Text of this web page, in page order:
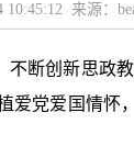
10:45:12 来源：
断创新思政
爱党爱国情怀